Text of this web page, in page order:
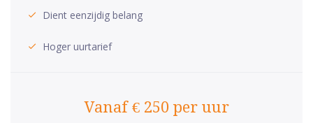
Dient eenzijdig belang
Hoger uurtarief
Vanaf € 250 per uur